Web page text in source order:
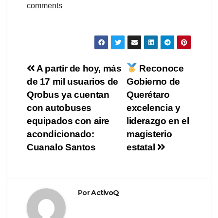
comments
Navegación
de
entradas
Reconoce
Gobierno de
Querétaro
excelencia y
liderazgo en el
magisterio
estatal
A partir de hoy, más
de 17 mil usuarios de
Qrobus ya cuentan
con autobuses
equipados con aire
acondicionado:
Cuanalo Santos
PorActivoQ